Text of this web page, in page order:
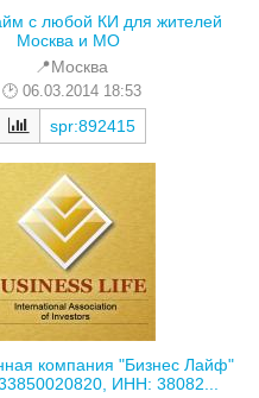
с любой КИ для жителей
Москва и МО
📍Москва
06.03.2014 18:53
spr:892415
компания "Бизнес Лайф"
ИНН: 38082...